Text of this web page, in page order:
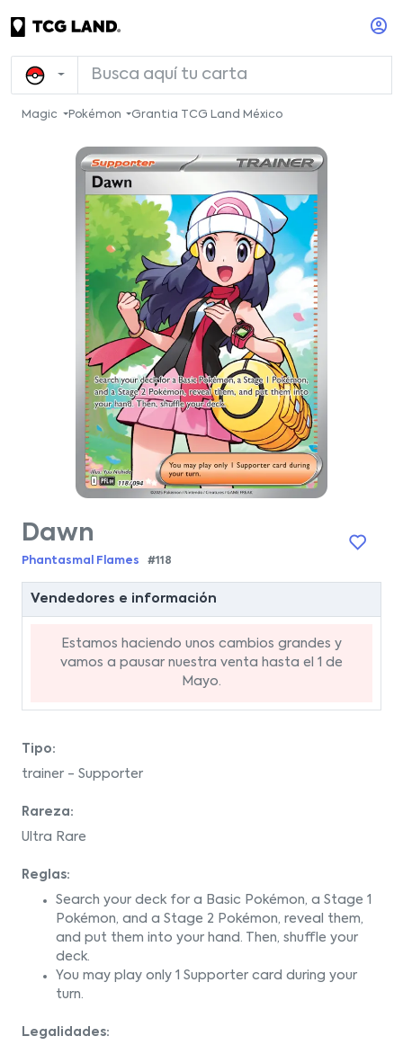
Magic Pokémon Grantia TCG Land México
Dawn
Phantasmal Flames #118
Vendedores e información
Estamos haciendo unos cambios grandes y
vamos a pausar nuestra venta hasta el 1 de
Mayo.
Tipo:
trainer - Supporter
Rareza:
Ultra Rare
Reglas:
Search your deck for a Basic Pokémon, a Stage 1
Pokémon, and a Stage 2 Pokémon, reveal them,
and put them into your hand. Then, shuffle your
deck.
You may play only 1 Supporter card during your
turn.
Legalidades: